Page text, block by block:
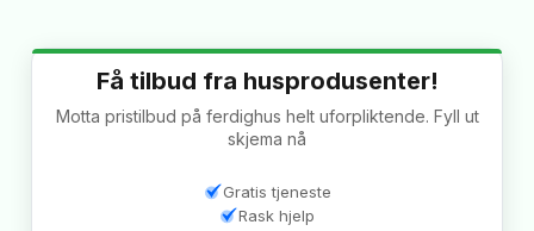
Få tilbud fra husprodusenter!
Motta pristilbud på ferdighus helt uforpliktende. Fyll ut
skjema nå
Gratis tjeneste
Rask hjelp